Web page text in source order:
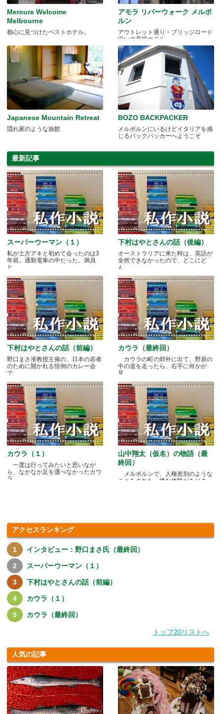
Mercure Welcome
Melbourne
都心に見つけたベストホテル。
アモラ リバーウォーク メルボ
ルン
アウトレット通り・ブリッジロード
沿いの高級ホテル
Japanese Mountain Retreat
隠れ家のような旅館
BOZO BACKPACKER
メルボルンにいるけどイタリアを感
じるバックパッカーへようこそ
最新記事
スーパーウーマン（１）
私が土方アキと初めて会ったのは3
年前。通勤電車の中だった。満員
と.....
下村はやとさんの話（後編）
オーストラリアに来た時は、英語が
全然できなかったので、どこにど
ん.....
下村はやとさんの話（前編）
野口まさ准教授主催の、日本の若者
のために開かれる恒例のカレー会
で.....
カウラ（最終回）
カウラの町の郊外に出て、野原の
中の道を走ったら、右手に何かが
見.....
カウラ（１）
一度は行ってみたいと思いなが
ら、なかなか足を運べなかったカウ
ラ.....
山中翔太（仮名）の物語（最
終回）
メルボルンで、人種差別のような
ことをされた、嫌な体験がありま
アクセスランキング
インタビュー：野口まさ氏（最終回）
スーパーウーマン（１）
下村はやとさんの話（前編）
カウラ（１）
カウラ（最終回）
トップ20リストへ
人気の記事